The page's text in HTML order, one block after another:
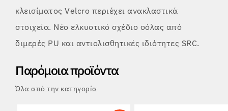
κλεισίματος Velcro περιέχει ανακλαστικά
στοιχεία. Νέο ελκυστικό σχέδιο σόλας από
διμερές PU και αντιολισθητικές ιδιότητες SRC.
Παρόμοια προϊόντα
Όλα από την κατηγορία